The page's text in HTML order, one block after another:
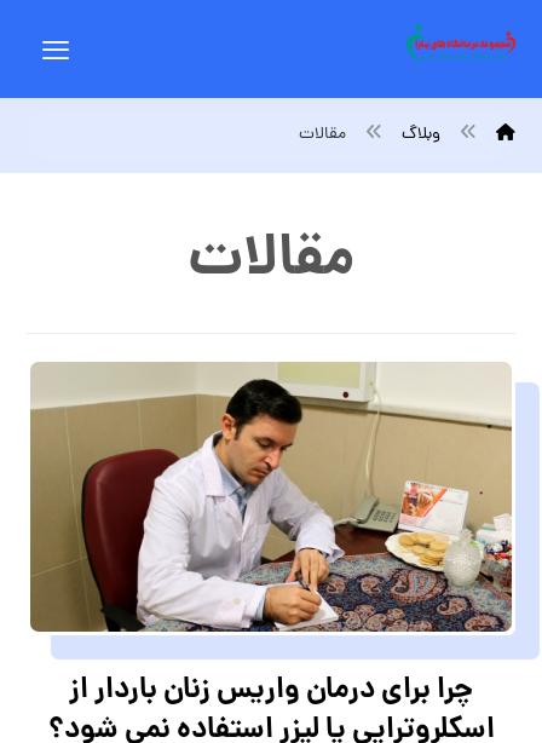
وبلاگ مقالات
مقالات
چرا برای درمان واریس زنان باردار از
اسکلروتراپی یا لیزر استفاده نمی شود؟